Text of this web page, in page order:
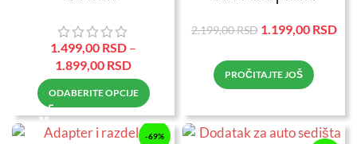
1.499,00 RSD –
1.899,00 RSD
ODABERITE OPCIJE
2.199,00RSD 1.199,00 RSD
PROČITAJTE JOŠ
-69%